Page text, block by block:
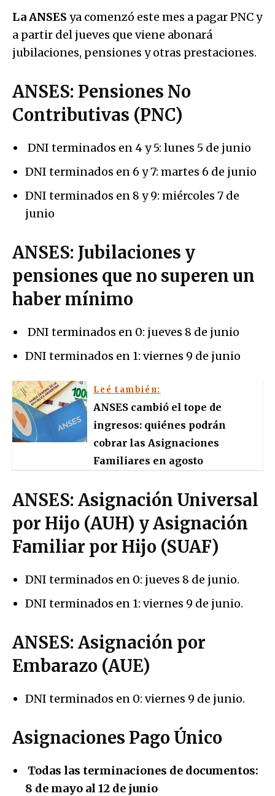
La ANSES ya comenzó este mes a pagar PNC y
a partir del jueves que viene abonará
jubilaciones, pensiones y otras prestaciones.
ANSES: Pensiones No
Contributivas (PNC)
DNI terminados en 4 y 5: lunes 5 de junio
DNI terminados en 6 y 7: martes 6 de junio
DNI terminados en 8 y 9: miércoles 7 de
junio
ANSES: Jubilaciones y
pensiones que no superen un
haber mínimo
DNI terminados en 0: jueves 8 de junio
DNI terminados en 1: viernes 9 de junio
Leé también:
ANSES cambió el tope de
ingresos: quiénes podrán
cobrar las Asignaciones
Familiares en agosto
ANSES: Asignación Universal
por Hijo (AUH) y Asignación
Familiar por Hijo (SUAF)
DNI terminados en 0: jueves 8 de junio.
DNI terminados en 1: viernes 9 de junio.
ANSES: Asignación por
Embarazo (AUE)
DNI terminados en 0: viernes 9 de junio.
Asignaciones Pago Único
Todas las terminaciones de documentos:
8 de mayo al 12 de junio